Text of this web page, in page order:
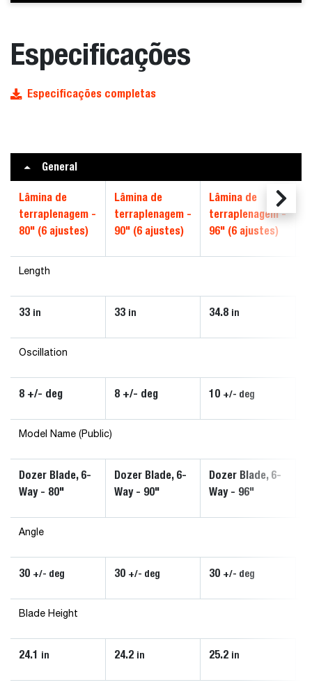
Especificações
Especificações completas
General
Lâmina de
terraplenagem -
80" (6 ajustes)
Lâmina de
terraplenagem -
90" (6 ajustes)
Lâmina de
terraplenagem -
96" (6 ajustes)
Length
33 in 33 in 34.8 in
Oscillation
8 +/- deg 8 +/- deg 10 +/- deg
Model Name (Public)
Dozer Blade, 6-
Way - 80"
Dozer Blade, 6-
Way - 90"
Dozer Blade, 6-
Way - 96"
Angle
30 +/- deg 30 +/- deg 30 +/- deg
Blade Height
24.1 in 24.2 in 25.2 in